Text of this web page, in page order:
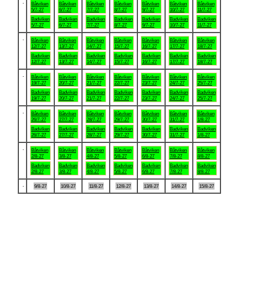
Båtviken
5/7-27
Badviken
5/7-27
Båtviken
6/7-27
Badviken
6/7-27
Båtviken
7/7-27
Badviken
7/7-27
Båtviken
8/7-27
Badviken
8/7-27
Båtviken
9/7-27
Badviken
9/7-27
Båtviken
10/7-27
Badviken
10/7-27
Båtviken
11/7-27
Badviken
11/7-27
Båtviken
12/7-27
Badviken
12/7-27
Båtviken
13/7-27
Badviken
13/7-27
Båtviken
14/7-27
Badviken
14/7-27
Båtviken
15/7-27
Badviken
15/7-27
Båtviken
16/7-27
Badviken
16/7-27
Båtviken
17/7-27
Badviken
17/7-27
Båtviken
18/7-27
Badviken
18/7-27
Båtviken
19/7-27
Badviken
19/7-27
Båtviken
20/7-27
Badviken
20/7-27
Båtviken
21/7-27
Badviken
21/7-27
Båtviken
22/7-27
Badviken
22/7-27
Båtviken
23/7-27
Badviken
23/7-27
Båtviken
24/7-27
Badviken
24/7-27
Båtviken
25/7-27
Badviken
25/7-27
Båtviken
26/7-27
Badviken
26/7-27
Båtviken
27/7-27
Badviken
27/7-27
Båtviken
28/7-27
Badviken
28/7-27
Båtviken
29/7-27
Badviken
29/7-27
Båtviken
30/7-27
Badviken
30/7-27
Båtviken
31/7-27
Badviken
31/7-27
Båtviken
1/8-27
Badviken
1/8-27
Båtviken
2/8-27
Badviken
2/8-27
Båtviken
3/8-27
Badviken
3/8-27
Båtviken
4/8-27
Badviken
4/8-27
Båtviken
5/8-27
Badviken
5/8-27
Båtviken
6/8-27
Badviken
6/8-27
Båtviken
7/8-27
Badviken
7/8-27
Båtviken
8/8-27
Badviken
8/8-27
9/8-27 10/8-27 11/8-27 12/8-27 13/8-27 14/8-27 15/8-27